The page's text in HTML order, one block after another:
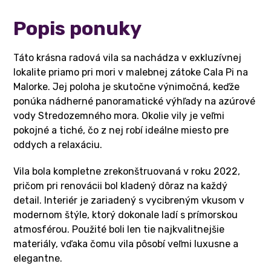
Popis ponuky
Táto krásna radová vila sa nachádza v exkluzívnej
lokalite priamo pri mori v malebnej zátoke Cala Pi na
Malorke. Jej poloha je skutočne výnimočná, keďže
ponúka nádherné panoramatické výhľady na azúrové
vody Stredozemného mora. Okolie vily je veľmi
pokojné a tiché, čo z nej robí ideálne miesto pre
oddych a relaxáciu.
Vila bola kompletne zrekonštruovaná v roku 2022,
pričom pri renovácii bol kladený dôraz na každý
detail. Interiér je zariadený s vycibreným vkusom v
modernom štýle, ktorý dokonale ladí s prímorskou
atmosférou. Použité boli len tie najkvalitnejšie
materiály, vďaka čomu vila pôsobí veľmi luxusne a
elegantne.